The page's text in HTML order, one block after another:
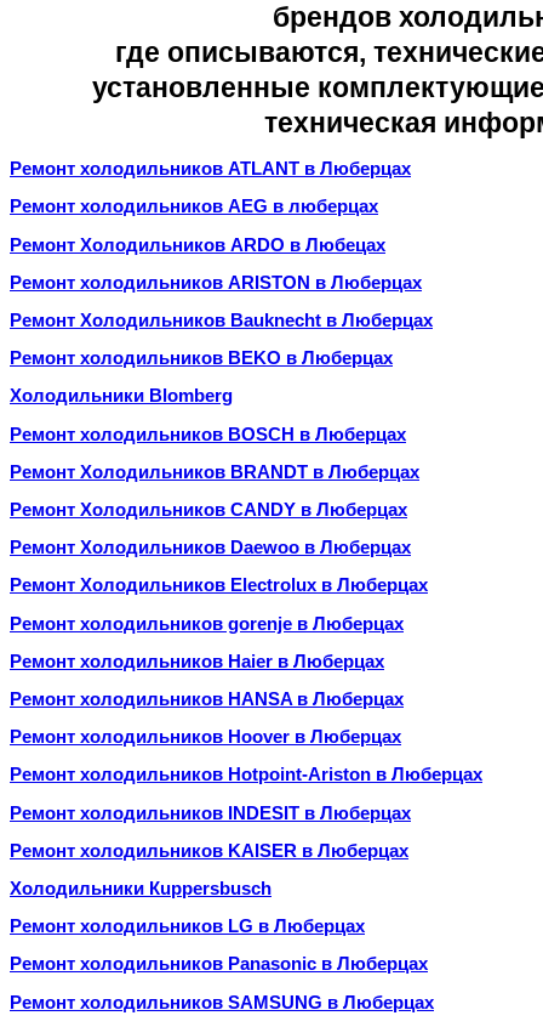
брендов
где описываются,
установленные
техническая
Ремонт холодильников ATLANT в Люберцах
Ремонт холодильников AEG в люберцах
Ремонт Холодильников ARDO в Любецах
Ремонт холодильников ARISTON в Люберцах
Ремонт Холодильников Bauknecht в Люберцах
Ремонт холодильников BEKO в Люберцах
Холодильники Blomberg
Ремонт холодильников BOSCH в Люберцах
Ремонт Холодильников BRANDT в Люберцах
Ремонт Холодильников CANDY в Люберцах
Ремонт Холодильников Daewoo в Люберцах
Ремонт Холодильников Electrolux в Люберцах
Ремонт холодильников gorenje в Люберцах
Ремонт холодильников Haier в Люберцах
Ремонт холодильников HANSA в Люберцах
Ремонт холодильников Hoover в Люберцах
Ремонт холодильников Hotpoint-Ariston в Люберцах
Ремонт холодильников INDESIT в Люберцах
Ремонт холодильников KAISER в Люберцах
Холодильники Кuрреrsbusсh
Ремонт холодильников LG в Люберцах
Ремонт холодильников Panasonic в Люберцах
Ремонт холодильников SAMSUNG в Люберцах